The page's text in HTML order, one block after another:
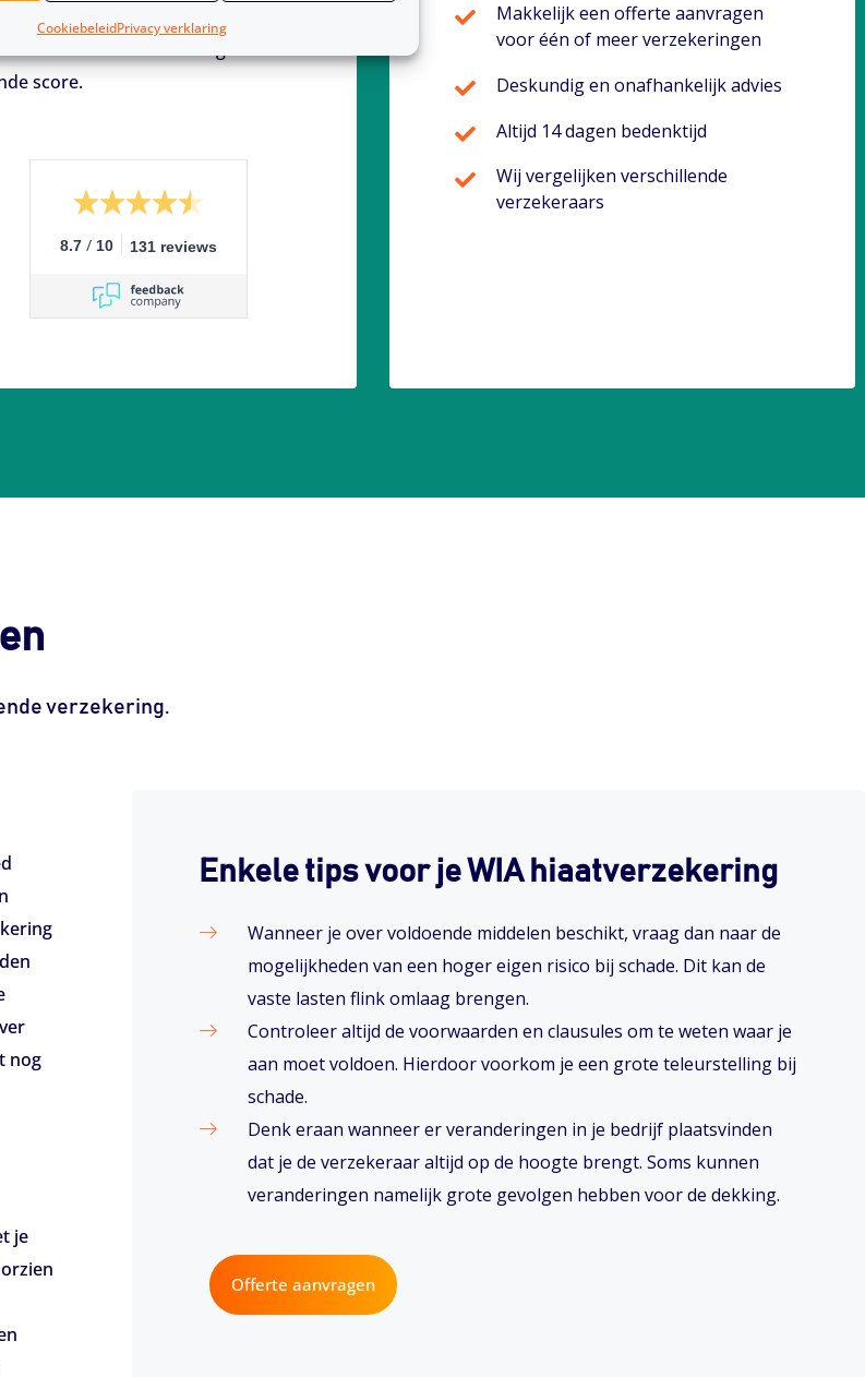
CookiebeleidPrivacy verklaring
score.
8.7 / 10 131 reviews
Makkelijk een offerte aanvragen
voor één of meer verzekeringen
Deskundig en onafhankelijk advies
Altijd 14 dagen bedenktijd
Wij vergelijken verschillende
verzekeraars
verzekering.
nog
je
Enkele tips voor je WIA hiaatverzekering
Wanneer je over voldoende middelen beschikt, vraag dan naar de
mogelijkheden van een hoger eigen risico bij schade. Dit kan de
vaste lasten flink omlaag brengen.
Controleer altijd de voorwaarden en clausules om te weten waar je
aan moet voldoen. Hierdoor voorkom je een grote teleurstelling bij
schade.
Denk eraan wanneer er veranderingen in je bedrijf plaatsvinden
dat je de verzekeraar altijd op de hoogte brengt. Soms kunnen
veranderingen namelijk grote gevolgen hebben voor de dekking.
Offerte aanvragen